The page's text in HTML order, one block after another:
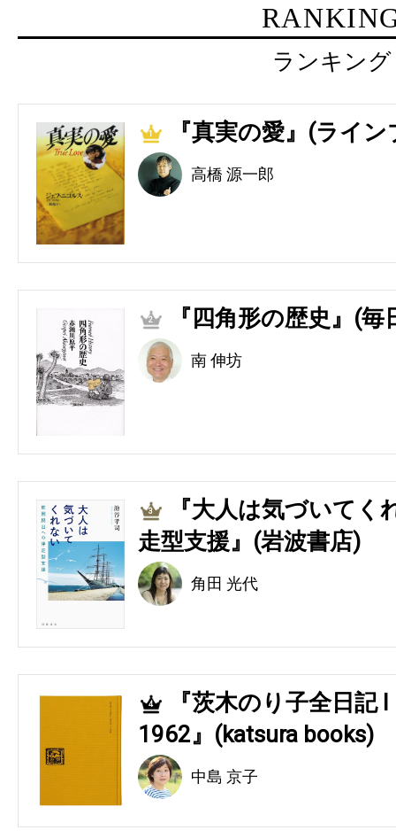
ランキング
1 『真実の愛』(ライ
高橋 源一郎
2 『四角形の歴史』(毎
南 伸坊
3
『大人は気づいてく
走型支援』(岩波書店)
角田 光代
4
『茨木のり子全日記
1962』(katsura books)
中島 京子